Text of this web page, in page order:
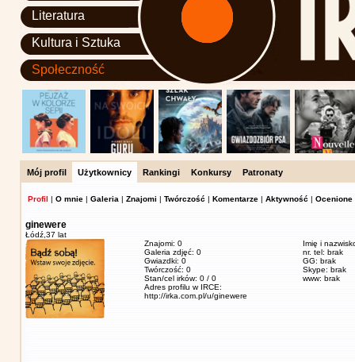
Literatura
Kultura i Sztuka
Społeczność
Mój profil Użytkownicy Rankingi Konkursy Patronaty
Profil | O mnie | Galeria | Znajomi | Twórczość | Komentarze | Aktywność | Ocenione
ginewere
Łódź, 37 lat
Znajomi: 0
Galeria zdjęć: 0
Gwiazdki: 0
Twórczość: 0
Stan/cel irków: 0 / 0
Adres profilu w IRCE:
http://irka.com.pl/u/ginewere
Imię i
nr. tel: brak
GG: brak
Skype: brak
www: brak